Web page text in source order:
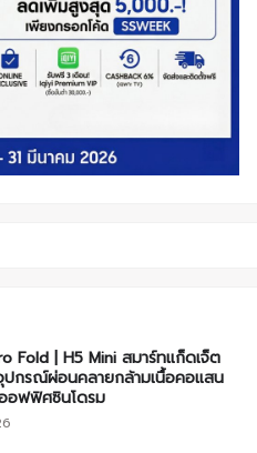
Fold | H5 Mini สมาร์ทแก็ดเจ็ต
กรณ์ผ่อนคลายกล้ามเนื้อคอแสน
อฟฟิศซินโดรม